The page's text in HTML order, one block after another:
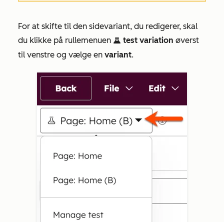
For at skifte til den sidevariant, du redigerer, skal
du klikke på rullemenuen test test variation øverst
til venstre og vælge en variant.